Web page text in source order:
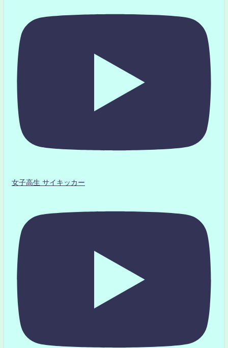
女子高生 サイキッカー